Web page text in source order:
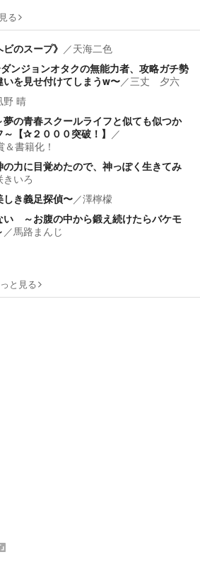
る
のスープ》 ／天海二色
ンジョンオタクの無能力者、攻略ガチ勢
を見せ付けてしまうw〜／三丈 夕六
野 晴
夢の青春スクールライフと似ても似つか
【✰２０００突破！】 ／
書籍化！
力に目覚めたので、神っぽく生きてみ
きいろ
き義足探偵〜／澤檸檬
い ～お腹の中から鍛え続けたらバケモ
／馬路まんじゟ
と見る